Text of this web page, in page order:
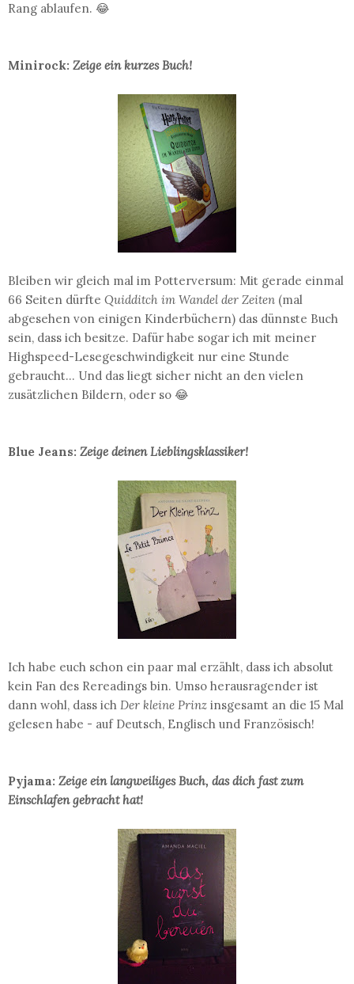
Rang ablaufen. 😂
Minirock: Zeige ein kurzes Buch!
Bleiben wir gleich mal im Potterversum: Mit gerade einmal
66 Seiten dürfte Quidditch im Wandel der Zeiten (mal
abgesehen von einigen Kinderbüchern) das dünnste Buch
sein, dass ich besitze. Dafür habe sogar ich mit meiner
Highspeed-Lesegeschwindigkeit nur eine Stunde
gebraucht... Und das liegt sicher nicht an den vielen
zusätzlichen Bildern, oder so 😂
Blue Jeans: Zeige deinen Lieblingsklassiker!
Ich habe euch schon ein paar mal erzählt, dass ich absolut
kein Fan des Rereadings bin. Umso herausragender ist
dann wohl, dass ich Der kleine Prinz insgesamt an die 15 Mal
gelesen habe - auf Deutsch, Englisch und Französisch!
Pyjama: Zeige ein langweiliges Buch, das dich fast zum
Einschlafen gebracht hat!